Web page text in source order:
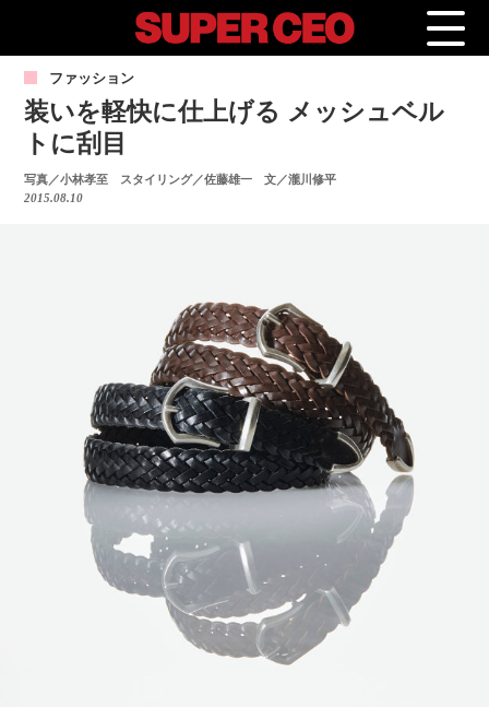
ファッション
装いを軽快に仕上げる メッシュベル
トに刮目
写真／小林孝至 スタイリング／佐藤雄一 文／瀧川修平
2015.08.10